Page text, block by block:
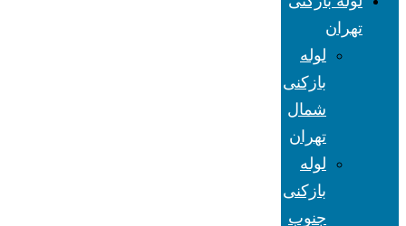
تهران
لوله
بازکنی
شمال
تهران
لوله
بازکنی
جنوب